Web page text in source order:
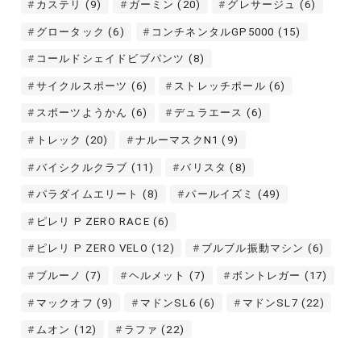
カステリ (9) ガーミン (20) グレサージュ (6)
グロータック (6) コンチネンタルGP5000 (15)
コールドシェイドビブパンツ (8)
サイクルスポーツ (6) ストレッチポール (6)
スポーツようかん (6) デュラエース (6)
トレック (20) ナルーマスクN1 (9)
バイシクルクラブ (11) バリスタ (8)
パラダイムエリート (8) パールイズミ (49)
ピレリ P ZERO RACE (6)
ピレリ P ZERO VELO (12) ブルブル振動マシン (6)
ブルーノ (7) ヘルメット (7) ボントレガー (17)
マックオフ (9) マドンSL6 (6) マドンSL7 (22)
ムオン (12) ラファ (22)